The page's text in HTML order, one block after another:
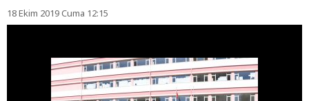
18 Ekim 2019 Cuma 12:15